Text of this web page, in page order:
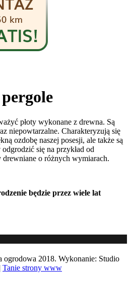
płoty wykonane z drewna. Są
niepowtarzalne. Charakteryzują się
ozdobę naszej posesji, ale także są
się na przykład od
drewniane o różnych wymiarach.
będzie przez wiele lat
2018. Wykonanie: Studio
Tanie strony www